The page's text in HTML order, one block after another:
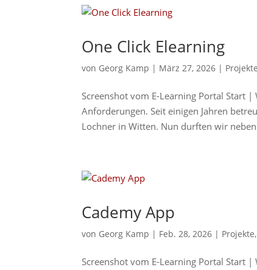
One Click Elearning
von Georg Kamp | März 27, 2026 |
Screenshot vom E-Learning Portal Start
Anforderungen. Seit einigen Jahren
Lochner in Witten. Nun durften wir
Cademy App
von Georg Kamp | Feb. 28, 2026 | Projekte
Screenshot vom E-Learning Portal Start